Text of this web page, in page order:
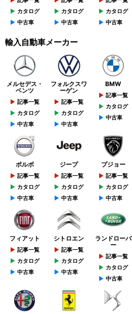
カタログ
中古車
カタログ
中古車
カタログ
中古車
輸入自動車メーカー
メルセデス・
ベンツ
記事一覧
カタログ
中古車
フォルクスワ
ーゲン
記事一覧
カタログ
中古車
BMW
記事一覧
カタログ
中古車
ボルボ
記事一覧
カタログ
中古車
ジープ
記事一覧
カタログ
中古車
プジョー
記事一覧
カタログ
中古車
フィアット
記事一覧
カタログ
中古車
シトロエン
記事一覧
カタログ
中古車
ランドローバ
ー
記事一覧
カタログ
中古車